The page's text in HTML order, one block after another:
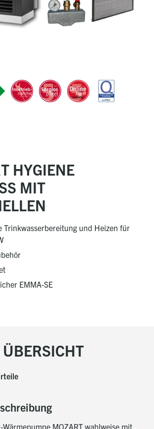
HYGIENE
MIT
Trinkwasserbereitung und Heizen für
EMMA-SE
ÜBERSICHT
Wärmepumpe MOZART wahlweise mit